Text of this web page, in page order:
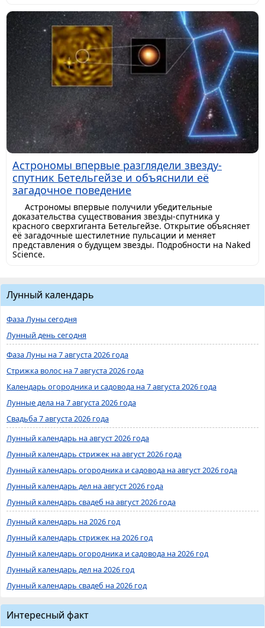
Астрономы впервые разглядели звезду-
спутник Бетельгейзе и объяснили её
загадочное поведение
Астрономы впервые получили убедительные
доказательства существования звезды-спутника у
красного сверхгиганта Бетельгейзе. Открытие объясняет
её загадочные шестилетние пульсации и меняет
представления о будущем звезды. Подробности на Naked
Science.
Лунный календарь
Фаза Луны сегодня
Лунный день сегодня
Фаза Луны на 7 августа 2026 года
Стрижка волос на 7 августа 2026 года
Календарь огородника и садовода на 7 августа 2026 года
Лунные дела на 7 августа 2026 года
Свадьба 7 августа 2026 года
Лунный календарь на август 2026 года
Лунный календарь стрижек на август 2026 года
Лунный календарь огородника и садовода на август 2026 года
Лунный календарь дел на август 2026 года
Лунный календарь свадеб на август 2026 года
Лунный календарь на 2026 год
Лунный календарь стрижек на 2026 год
Лунный календарь огородника и садовода на 2026 год
Лунный календарь дел на 2026 год
Лунный календарь свадеб на 2026 год
Интересный факт